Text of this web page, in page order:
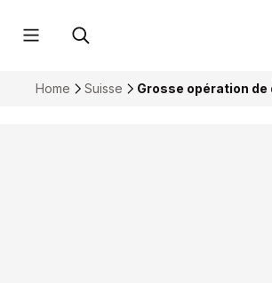
Home Suisse Grosse opération